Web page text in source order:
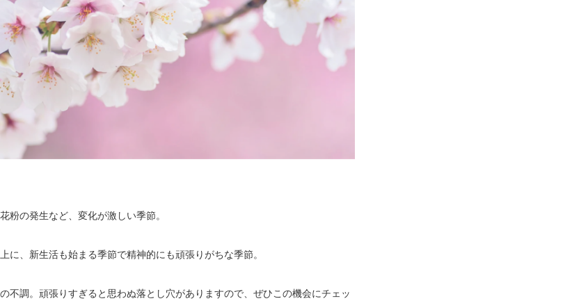
粉の発生など、変化が激しい季節。
に、新生活も始まる季節で精神的にも頑張りがちな季節。
不調。頑張りすぎると思わぬ落とし穴がありますので、ぜひこの機会にチェッ